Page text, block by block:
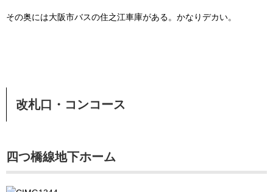
その奥には大阪市バスの住之江車庫がある。かなりデカい。
改札口・コンコース
四つ橋線地下ホーム